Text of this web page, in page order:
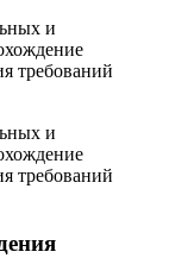
и
требований
и
требований